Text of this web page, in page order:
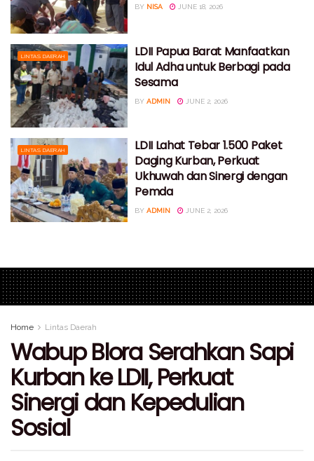
BY NISA JUNE 18, 2026
LINTAS DAERAH
LDII Papua Barat Manfaatkan
Idul Adha untuk Berbagi pada
Sesama
BY ADMIN JUNE 2, 2026
LINTAS DAERAH
LDII Lahat Tebar 1.500 Paket
Daging Kurban, Perkuat
Ukhuwah dan Sinergi dengan
Pemda
BY ADMIN JUNE 2, 2026
Home Lintas Daerah
Wabup Blora Serahkan Sapi
Kurban ke LDII, Perkuat
Sinergi dan Kepedulian
Sosial